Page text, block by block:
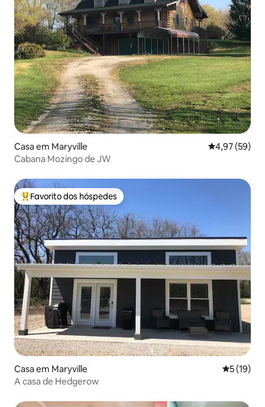
Casa em Maryville Classificação
4,97 (59)
Cabana Mozingo de JW
Favoritos dos hóspedes mais apreciados
Favorito dos hóspedes
Casa em Maryville
5 (19)
A casa de Hedgerow